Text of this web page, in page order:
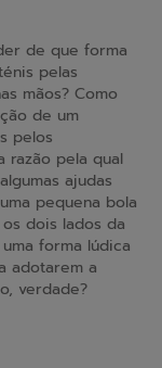
de que forma
pelas
mãos? Como
de um
pelos
razão pela qual
ajudas
pequena bola
dois lados da
forma lúdica
adotarem a
verdade?